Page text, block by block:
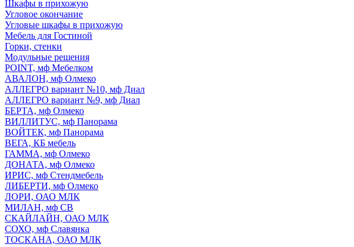
Шкафы в прихожую
Угловое окончание
Угловые шкафы в прихожую
Мебель для Гостиной
Горки, стенки
Модульные решения
POINT, мф Мебелком
АВАЛОН, мф Олмеко
АЛЛЕГРО вариант №10, мф Диал
АЛЛЕГРО вариант №9, мф Диал
БЕРТА, мф Олмеко
ВИЛЛИТУС, мф Панорама
ВОЙТЕК, мф Панорама
ВЕГА, КБ мебель
ГАММА, мф Олмеко
ДОНАТА, мф Олмеко
ИРИС, мф Стендмебель
ЛИБЕРТИ, мф Олмеко
ЛОРИ, ОАО МЛК
МИЛАН, мф СВ
СКАЙЛАЙН, ОАО МЛК
СОХО, мф Славянка
ТОСКАНА, ОАО МЛК